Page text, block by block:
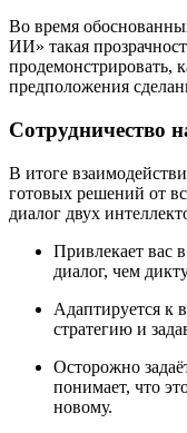
Во время
ИИ» такая
продемонстрировать,
предположения
Сотрудничество
В итоге
готовых решений от
диалог двух
Привлекает вас
диалог, чем
Адаптируется к
стратегию и
Осторожно
понимает, что
новому.